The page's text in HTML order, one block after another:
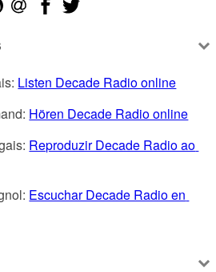
Listen Decade Radio online
Hören Decade Radio online
Reproduzir Decade Radio ao
Escuchar Decade Radio en